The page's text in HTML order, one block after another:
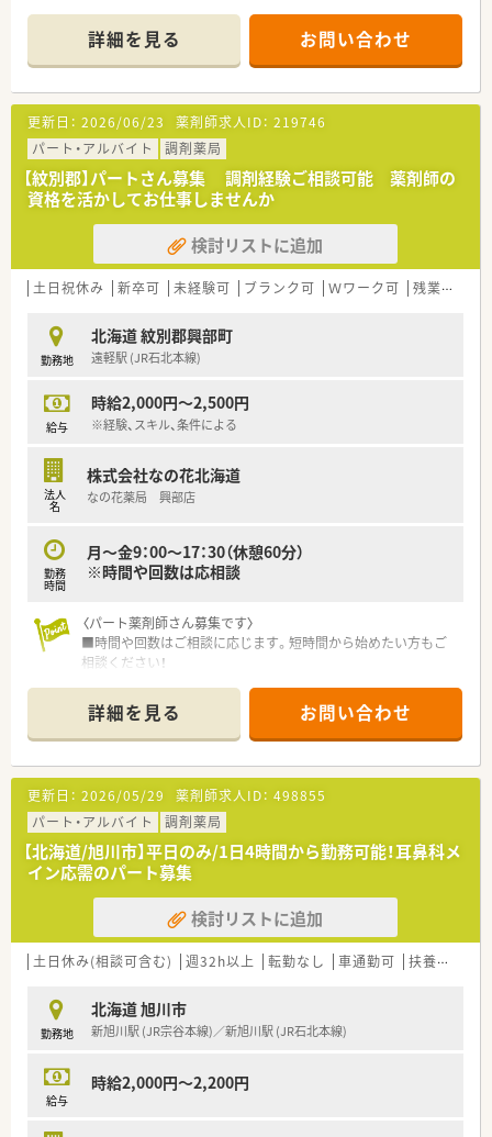
を応援します
■ブランクのある方や調剤に自信のない方にも親身になってご
指導いたします
■大手安定企業で福利厚生、就業環境整っています
■旭川市内に複数店舗あり ご自宅近くでのご相談も可能です
詳細を見る お問い合わせ
更新日： 2026/06/23 薬剤師求人ID： 219746
パート・アルバイト
調剤薬局
【紋別郡】パートさん募集 調剤経験ご相談可能 薬剤師の
資格を活かしてお仕事しませんか
検討リストに追加
土日祝休み 新卒可 未経験可 ブランク可 Ｗワーク可 残業なし(ほぼなし含む)
勤務地
北海道 紋別郡興部町
遠軽駅 (JR石北本線)
給与
時給2,000円～2,500円
※経験、スキル、条件による
法人
名
株式会社なの花北海道
なの花薬局 興部店
勤務
時間
月～金9：00～17：30（休憩60分）
※時間や回数は応相談
〈パート薬剤師さん募集です〉
■時間や回数はご相談に応じます。短時間から始めたい方もご
相談ください！
させていただきます
■週20時間以上勤務で社保加入対象です。しっかり働きたい方
も歓迎！
■サポート体制万全！研修制度も整っています。
経験が浅くて調剤に自信のない方、結婚や出産などでブランク
ある方の復帰も歓迎です。
〈こんな薬局です〉
■国保病院の門前に位置し、スタイリッシュな外観が目を引く新
しい薬局です。
町役場からも徒歩8分の立地です。
■薬剤師2名在籍。
内科、外科メインに、1日平均60枚程度の処方せんを応需して
います。
〈企業紹介〉
■全国に400店舗以上展開する大手調剤薬局です。
人生に寄り添う地域に根付いた薬局展開を行っています。
■ご主人の転勤などがあっても、退職することなく店舗異動のご
詳細を見る お問い合わせ
更新日： 2026/05/29 薬剤師求人ID： 498855
パート・アルバイト
調剤薬局
【北海道/旭川市】平日のみ/1日4時間から勤務可能！耳鼻科メ
イン応需のパート募集
検討リストに追加
土日休み(相談可含む) 週32h以上 転勤なし 車通勤可 扶養内勤務OK
勤務地
北海道 旭川市
新旭川駅 (JR宗谷本線)／新旭川駅 (JR石北本線)
給与
時給2,000円～2,200円